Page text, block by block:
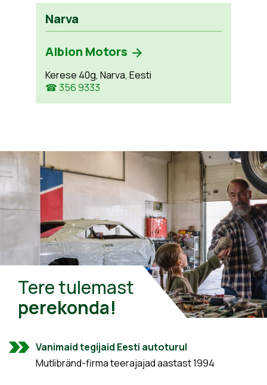
Narva
Albion Motors
Kerese 40g, Narva, Eesti
☎ 356 9333
Tere tulemast
perekonda!
Vanimaid tegijaid Eesti autoturul
Mutlibränd-firma teerajajad aastast 1994